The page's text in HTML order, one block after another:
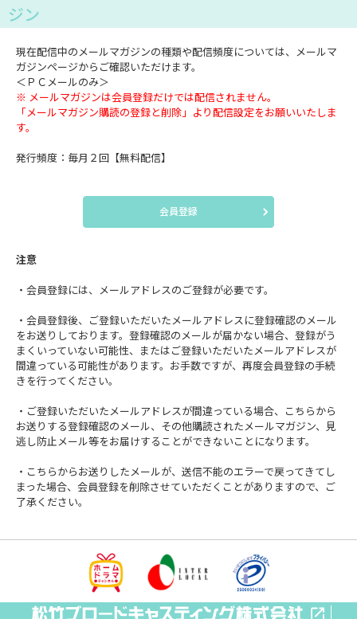
ジン
現在配信中のメールマガジンの種類や配信頻度については、メールマ
ガジンページからご確認いただけます。
＜ＰＣメールのみ＞
※ メールマガジンは会員登録だけでは配信されません。
「メールマガジン購読の登録と削除」より配信設定をお願いいたしま
す。
発行頻度：毎月２回【無料配信】
会員登録
注意
・会員登録には、メールアドレスのご登録が必要です。
・会員登録後、ご登録いただいたメールアドレスに登録確認のメール
をお送りしております。登録確認のメールが届かない場合、登録がう
まくいっていない可能性、またはご登録いただいたメールアドレスが
間違っている可能性があります。お手数ですが、再度会員登録の手続
きを行ってください。
・ご登録いただいたメールアドレスが間違っている場合、こちらから
お送りする登録確認のメール、その他購読されたメールマガジン、見
逃し防止メール等をお届けすることができないことになります。
・こちらからお送りしたメールが、送信不能のエラーで戻ってきてし
まった場合、会員登録を削除させていただくことがありますので、ご
了承ください。